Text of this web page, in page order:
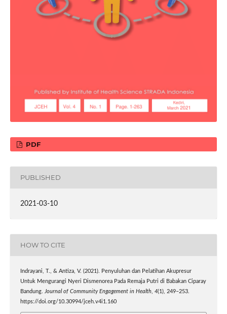
PDF
PUBLISHED
2021-03-10
HOW TO CITE
Indrayani, T., & Antiza, V. (2021). Penyuluhan dan Pelatihan Akupresur
Untuk Mengurangi Nyeri Dismenorea Pada Remaja Putri di Babakan Ciparay
Bandung.
Journal of Community Engagement in Health, 4(1), 249–253.
https://doi.org/10.30994/jceh.v4i1.160